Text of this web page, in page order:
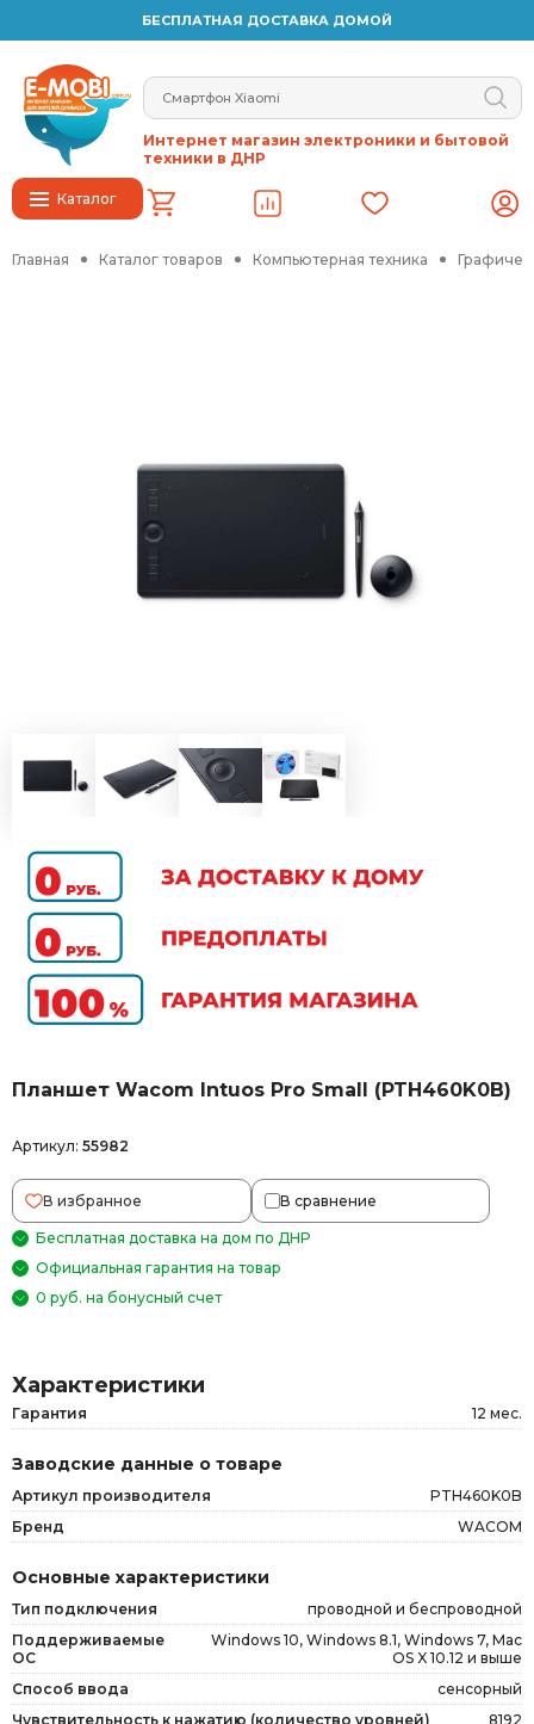
БЕСПЛАТНАЯ ДОСТАВКА ДОМОЙ
Каталог
Интернет магазин электроники и бытовой
техники в ДНР
Главная Каталог товаров Компьютерная техника
Планшет Wacom Intuos Pro Small (PTH460K0B)
Артикул: 55982
В избранное В сравнение
Бесплатная доставка на дом по ДНР
Официальная гарантия на товар
0 руб. на бонусный счет
Характеристики
Гарантия 12 мес.
Заводские данные о товаре
Артикул производителя
PTH460K0B
Бренд
WACOM
Основные характеристики
Тип подключения
проводной и беспроводной
Поддерживаемые
ОС
Windows 10, Windows 8.1, Windows 7, Mac
OS X 10.12 и выше
Способ ввода
сенсорный
Чувствительность к нажатию (количество уровней)
8192